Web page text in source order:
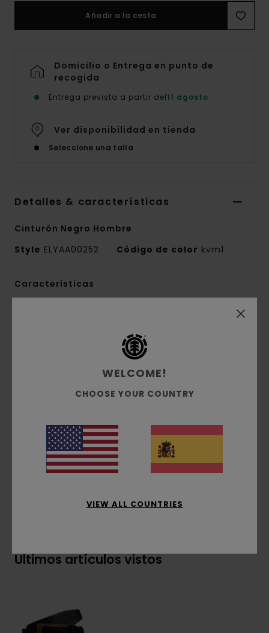
Añadir a la cesta
Domicilio o Entrega en punto de
recogida
Entrega prevista a partir del11 agosto
Ver disponibilidad en tienda
Seleccione una talla
Detalles & características
Cinturón Negro Hombre
Style ELYAA00252 Código de color kvm1
Características
Hebilla metálica de ardillón
Trabilla con el logo grabado y Treelogo en el
Talla L/XL:115 cm
Composición[Tejido principal] 100% piel
Envíos y Devoluciones
Últimos artículos vistos
WELCOME!
CHOOSE YOUR COUNTRY
VIEW ALL COUNTRIES